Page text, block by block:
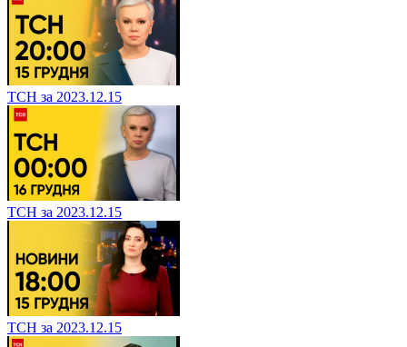
ТСН за 2023.12.15
ТСН за 2023.12.15
ТСН за 2023.12.15